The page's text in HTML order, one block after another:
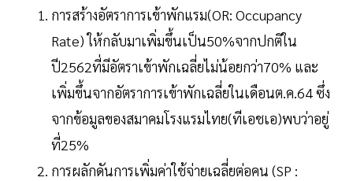
การสร้างอัตราการเข้าพักแรม(OR: Occupancy
Rate) ให้กลับมาเพิ่มขึ้นเป็น50%จากปกติใน
ปี2562ที่มีอัตราเข้าพักเฉลี่ยไม่น้อยกว่า70% และ
เพิ่มขึ้นจากอัตราการเข้าพักเฉลี่ยในเดือนต.ค.64 ซึ่ง
จากข้อมูลของสมาคมโรงแรมไทย(ทีเอชเอ)พบว่าอยู่
ที่25%
การผลักดันการเพิ่มค่าใช้จ่ายเฉลี่ยต่อคน (SP :